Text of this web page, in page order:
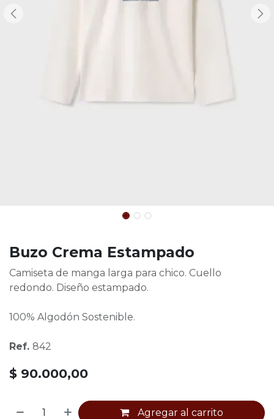
Buzo Crema Estampado
Camiseta de manga larga para chico. Cuello
redondo. Diseño estampado.
100% Algodón Sostenible.
Ref. 842
$ 90.000,00
Agregar al carrito